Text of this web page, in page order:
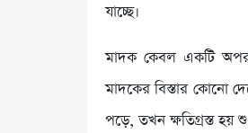
যাচ্ছে।
মাদক কেবল একটি
মাদকের বিস্তার কোনো
পড়ে, তখন ক্ষতিগ্রস্ত হয়